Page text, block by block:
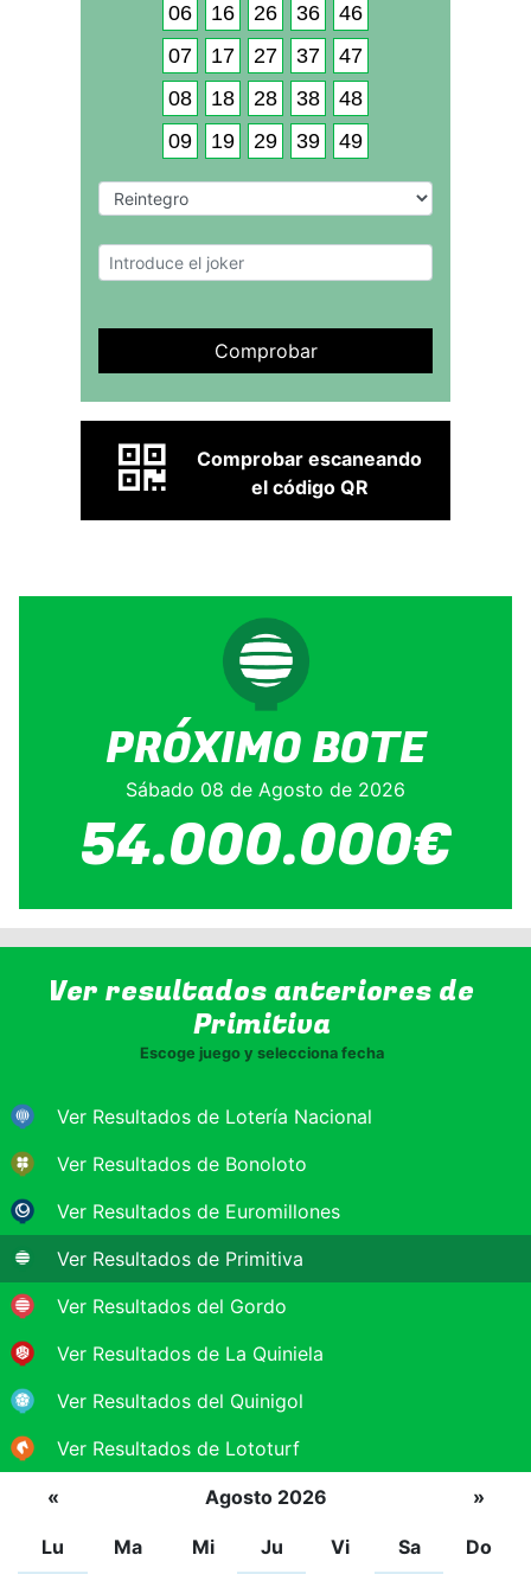
06
16 26 36
46
07
17 27 37
47
08
18 28 38
48
09
19 29 39 49
Comprobar
Comprobar escaneando
el código QR
PRÓXIMO BOTE
Sábado 08 de Agosto de 2026
54.000.000€
Ver resultados anteriores de
Primitiva
Escoge juego y selecciona fecha
Ver Resultados de Lotería Nacional
Ver Resultados de Bonoloto
Ver Resultados de Euromillones
Ver Resultados de Primitiva
Ver Resultados del Gordo
Ver Resultados de La Quiniela
Ver Resultados del Quinigol
Ver Resultados de Lototurf
« Agosto 2026 »
Lu Ma Mi Ju Vi Sa Do